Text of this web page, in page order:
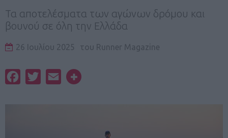
Τα αποτελέσματα των αγώνων δρόμου και
βουνού σε όλη την Ελλάδα
26 Ιουλίου 2025 του Runner Magazine
FacebookTwitterEmail